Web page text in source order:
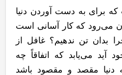
برای به دست آوردن دنیا
می‌رود که کار آسانی است
بدان تن ندهیم؟ غافل از
آید می‌یابد که اتفاقاً چه
دنیا مقصد و مقصود باشد